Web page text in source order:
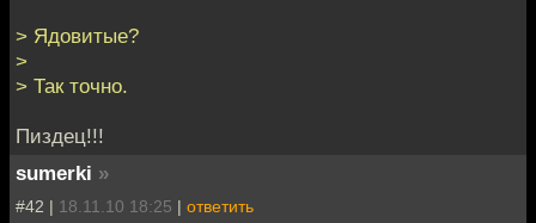
> Ядовитые?
>
> Так точно.
Пиздец!!!
sumerki »
#42 | 18.11.10 18:25 | ответить